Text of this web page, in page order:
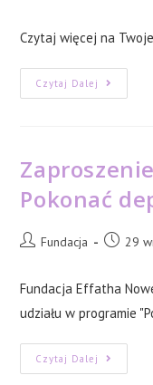
Czytaj więcej na
Czytaj Dalej Kraków:
Tydzień
Otwartych
Pokonać
PostFundacja
Post29
Fundacja Effatha
udziału w programie
Czytaj Dalej
Na